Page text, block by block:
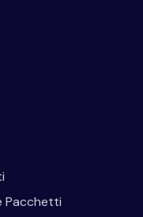
Pacchetti